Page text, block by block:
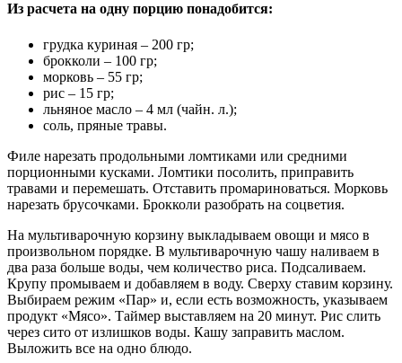
Из расчета на одну порцию понадобится:
грудка куриная – 200 гр;
брокколи – 100 гр;
морковь – 55 гр;
рис – 15 гр;
льняное масло – 4 мл (чайн. л.);
соль, пряные травы.
Филе нарезать продольными ломтиками или средними
порционными кусками. Ломтики посолить, приправить
травами и перемешать. Отставить промариноваться. Морковь
нарезать брусочками. Брокколи разобрать на соцветия.
На мультиварочную корзину выкладываем овощи и мясо в
произвольном порядке. В мультиварочную чашу наливаем в
два раза больше воды, чем количество риса. Подсаливаем.
Крупу промываем и добавляем в воду. Сверху ставим корзину.
Выбираем режим «Пар» и, если есть возможность, указываем
продукт «Мясо». Таймер выставляем на 20 минут. Рис слить
через сито от излишков воды. Кашу заправить маслом.
Выложить все на одно блюдо.